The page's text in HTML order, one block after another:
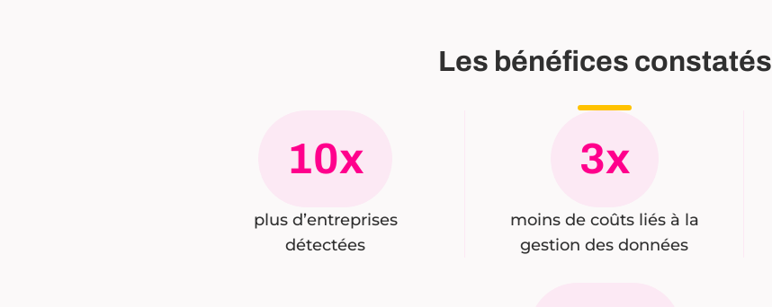
Les bénéfices constatés
10x
plus d’entreprises
détectées
3x
moins de coûts liés à la
gestion des données